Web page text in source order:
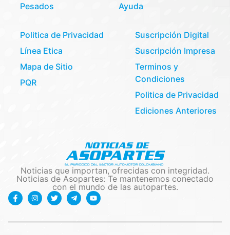
Pesados
Ayuda
Politica de Privacidad
Línea Etica
Mapa de Sitio
PQR
Suscripción Digital
Suscripción Impresa
Terminos y
Condiciones
Politica de Privacidad
Ediciones Anteriores
Noticias que importan, ofrecidas con integridad.
Noticias de Asopartes: Te mantenemos conectado
con el mundo de las autopartes.